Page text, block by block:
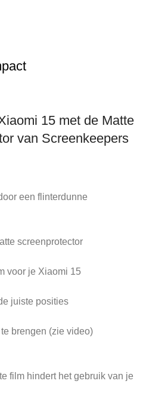
15 met de Matte
van Screenkeepers
een flinterdunne
screenprotector
voor je Xiaomi 15
juiste posities
brengen (zie video)
film hindert het gebruik van je